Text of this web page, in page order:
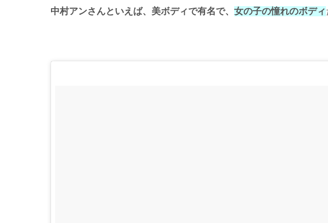
中村アンさんといえば、美ボディで有名で、 女の子の憧れのボディ